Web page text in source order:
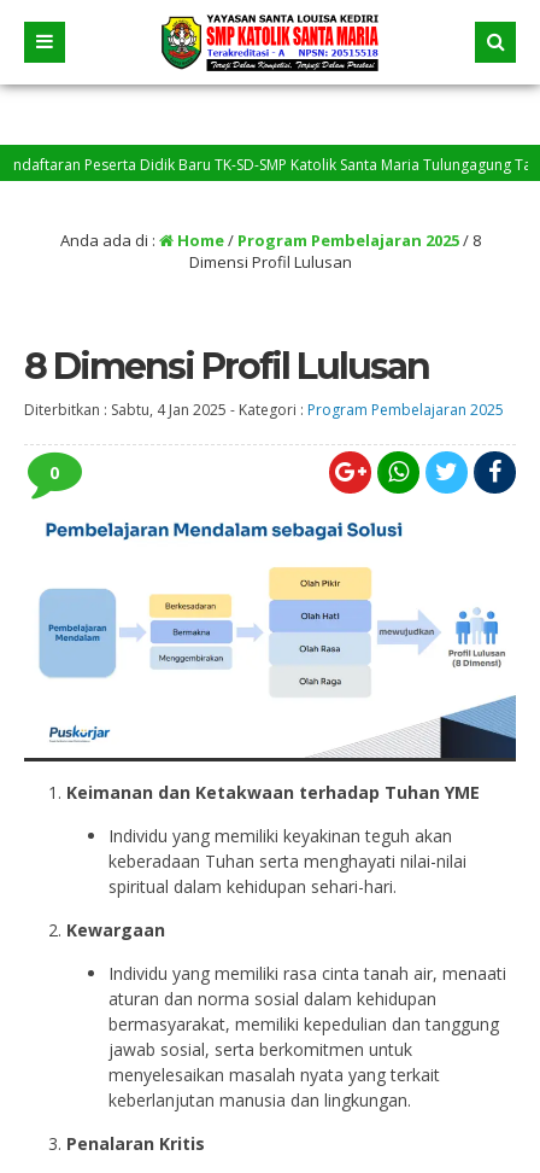
Peserta Didik Baru TK-SD-SMP Katolik Santa Maria Tulungagung Tahun
belum menyelesaikan tugas, silakan menghubungi Bapak/Ibu Guru mapel.
Anda ada di : Home/ Program Pembelajaran 2025/ 8
Dimensi Profil Lulusan
8 Dimensi Profil Lulusan
Diterbitkan : Sabtu, 4 Jan 2025 - Kategori : Program Pembelajaran 2025
0
Keimanan dan Ketakwaan terhadap Tuhan YME
Individu yang memiliki keyakinan teguh akan
keberadaan Tuhan serta menghayati nilai-nilai
spiritual dalam kehidupan sehari-hari.
Kewargaan
Individu yang memiliki rasa cinta tanah air, menaati
aturan dan norma sosial dalam kehidupan
bermasyarakat, memiliki kepedulian dan tanggung
jawab sosial, serta berkomitmen untuk
menyelesaikan masalah nyata yang terkait
keberlanjutan manusia dan lingkungan.
Penalaran Kritis